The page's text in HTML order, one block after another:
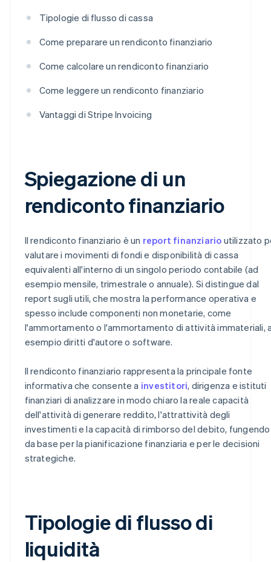
Tipologie di flusso di cassa
Come preparare un rendiconto finanziario
Come calcolare un rendiconto finanziario
Come leggere un rendiconto finanziario
Vantaggi di Stripe Invoicing
Spiegazione di un
rendiconto finanziario
Il rendiconto finanziario è un report finanziario utilizzato
valutare i movimenti di fondi e disponibilità di cassa
equivalenti all'interno di un singolo periodo contabile (ad
esempio mensile, trimestrale o annuale). Si distingue dal
report sugli utili, che mostra la performance operativa e
spesso include componenti non monetarie, come
l'ammortamento o l'ammortamento di attività immateriali,
esempio diritti d'autore o software.
Il rendiconto finanziario rappresenta la principale fonte
informativa che consente a investitori, dirigenza e istituti
finanziari di analizzare in modo chiaro la reale capacità
dell'attività di generare reddito, l'attrattività degli
investimenti e la capacità di rimborso del debito, fungendo
da base per la pianificazione finanziaria e per le decisioni
strategiche.
Tipologie di flusso di
liquidità